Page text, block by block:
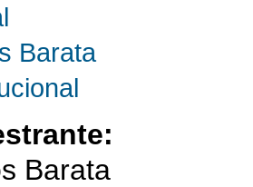
Barata
Barata